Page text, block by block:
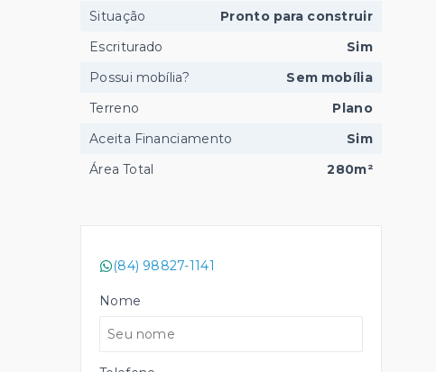
Situação
Pronto para construir
Escriturado
Sim
Possui mobília?
Sem mobília
Terreno
Plano
Aceita Financiamento
Sim
Área Total
280m²
(84) 98827-1141
Nome